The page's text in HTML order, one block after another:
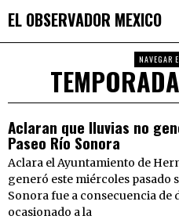
EL OBSERVADOR MEXICO
NAVEGAR
Aclaran que lluvias no
Paseo Río Sonora
Aclara el Ayuntamiento de
generó este miércoles pasado
Sonora fue a consecuencia de
ocasionado a la